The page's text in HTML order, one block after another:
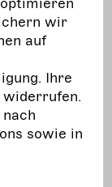
eine
ist
wenn
wir
auf
Ihre
widerrufen.
sowie in